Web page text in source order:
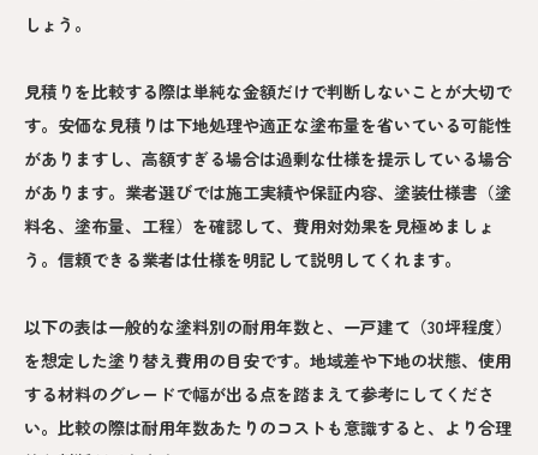
しょう。
見積りを比較する際は単純な金額だけで判断しないことが大切で
す。安価な見積りは下地処理や適正な塗布量を省いている可能性
がありますし、高額すぎる場合は過剰な仕様を提示している場合
があります。業者選びでは施工実績や保証内容、塗装仕様書（塗
料名、塗布量、工程）を確認して、費用対効果を見極めましょ
う。信頼できる業者は仕様を明記して説明してくれます。
以下の表は一般的な塗料別の耐用年数と、一戸建て（30坪程度）
を想定した塗り替え費用の目安です。地域差や下地の状態、使用
する材料のグレードで幅が出る点を踏まえて参考にしてくださ
い。比較の際は耐用年数あたりのコストも意識すると、より合理